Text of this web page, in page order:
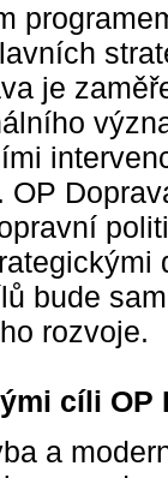
je
OP
bude
rozvoje.
cíli OP
a